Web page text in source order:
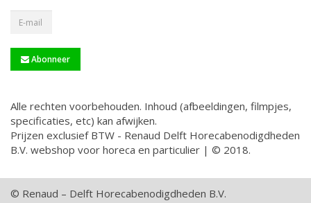
Abonneer
Alle rechten voorbehouden. Inhoud (afbeeldingen, filmpjes,
specificaties, etc) kan afwijken.
Prijzen exclusief BTW - Renaud Delft Horecabenodigdheden
B.V. webshop voor horeca en particulier | © 2018.
© Renaud – Delft Horecabenodigdheden B.V.